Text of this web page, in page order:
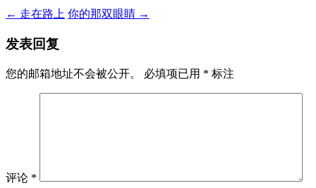
← 走在路上 你的那双眼睛 →
发表回复
您的邮箱地址不会被公开。 必填项已用 * 标注
评论 *